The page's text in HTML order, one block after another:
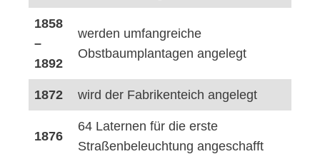
1858
–
1892
werden umfangreiche
Obstbaumplantagen angelegt
1872 wird der Fabrikenteich angelegt
1876
64 Laternen für die erste
Straßenbeleuchtung angeschafft